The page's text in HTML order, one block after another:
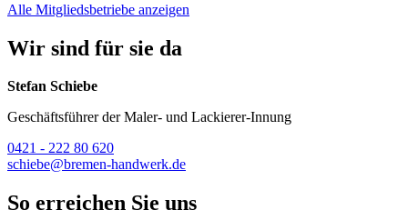
Alle Mitgliedsbetriebe anzeigen
Wir sind für sie da
Stefan Schiebe
Geschäftsführer der Maler- und Lackierer-Innung
0421 - 222 80 620
schiebe@bremen-handwerk.de
So erreichen Sie uns